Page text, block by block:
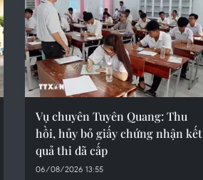
Vụ chuyên Tuyên Quang: Thu
hồi, hủy bỏ giấy chứng nhận kết
quả thi đã cấp
06/08/2026 13:55